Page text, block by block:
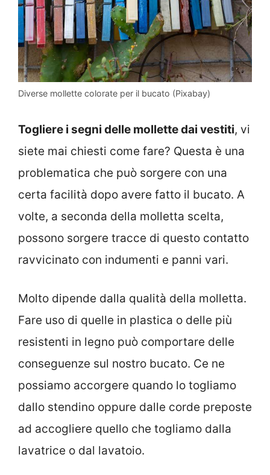
Diverse mollette colorate per il bucato (Pixabay)
Togliere i segni delle mollette dai vestiti, vi
siete mai chiesti come fare? Questa è una
problematica che può sorgere con una
certa facilità dopo avere fatto il bucato. A
volte, a seconda della molletta scelta,
possono sorgere tracce di questo contatto
ravvicinato con indumenti e panni vari.
Molto dipende dalla qualità della molletta.
Fare uso di quelle in plastica o delle più
resistenti in legno può comportare delle
conseguenze sul nostro bucato. Ce ne
possiamo accorgere quando lo togliamo
dallo stendino oppure dalle corde preposte
ad accogliere quello che togliamo dalla
lavatrice o dal lavatoio.